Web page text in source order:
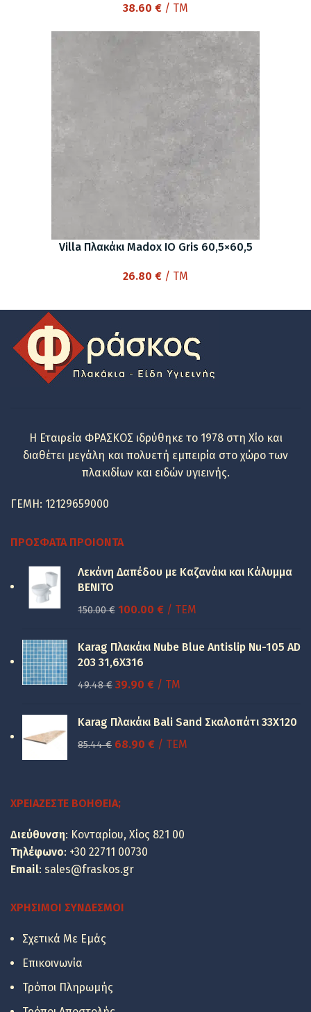
38.60 € / TM
Villa Πλακάκι Madox IO Gris 60,5×60,5
26.80 € / TM
Η Εταιρεία ΦΡΑΣΚΟΣ ιδρύθηκε το 1978 στη Χίο και
διαθέτει μεγάλη και πολυετή εμπειρία στο χώρο των
πλακιδίων και ειδών υγιεινής.
ΓΕΜΗ: 12129659000
ΠΡΌΣΦΑΤΑ ΠΡΟΙΌΝΤΑ
Λεκάνη Δαπέδου με Καζανάκι και Κάλυμμα
BENITO
150.00€ Original
was:
150.00 €.
100.00 €Η
τιμή
100.00 €.
/ ΤΕΜ
Karag Πλακάκι Nube Blue Antislip Nu-105 AD
203 31,6X316
49.48€ Original
was:
39.90 €Η
τιμή
είναι:
39.90 €.
/ TM
Karag Πλακάκι Bali Sand Σκαλοπάτι 33Χ120
85.44€ Original
68.90 €Η/ ΤΕΜ
ΧΡΕΙΆΖΕΣΤΕ ΒΟΉΘΕΙΑ;
Διεύθυνση: Κονταρίου, Χίος 821 00
Τηλέφωνο: +30 22711 00730
Email: sales@fraskos.gr
ΧΡΉΣΙΜΟΙ ΣΎΝΔΕΣΜΟΙ
Σχετικά Με Εμάς
Επικοινωνία
Τρόποι Πληρωμής